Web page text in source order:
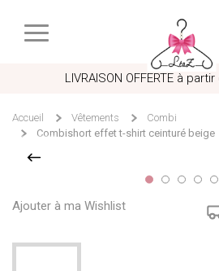
LIVRAISON OFFERTE à
Accueil Vêtements
Combi
Combishort effet t-shirt ceinturé beige
Ajouter à ma Wishlist